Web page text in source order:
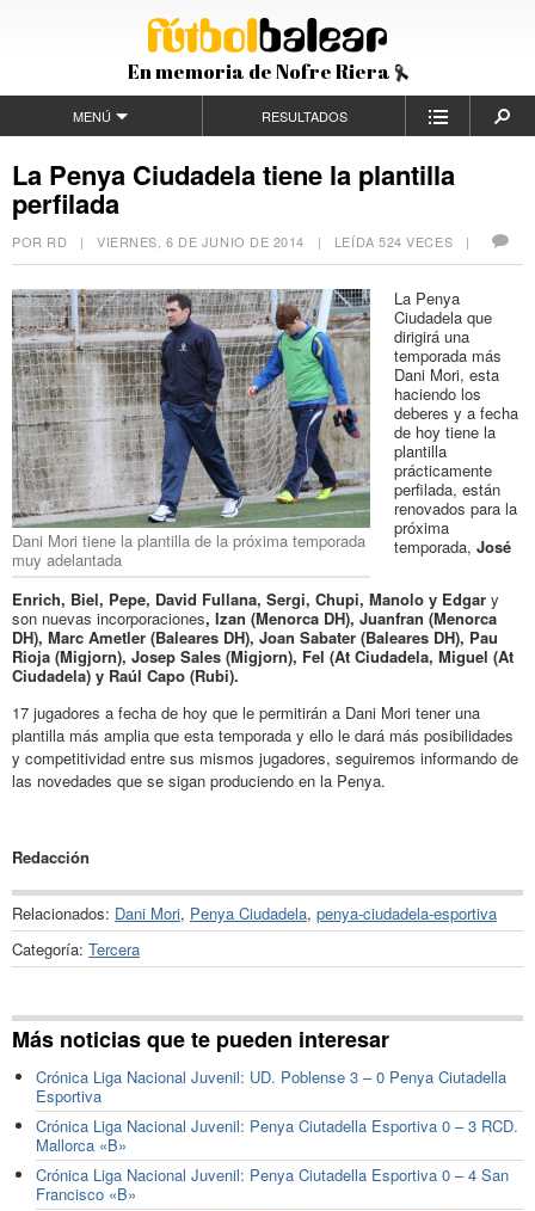
En memoria de Nofre Riera
MENÚ RESULTADOS
La Penya Ciudadela tiene la plantilla
perfilada
POR RD |VIERNES, 6 DE JUNIO DE 2014 | LEÍDA 524 VECES |
Dani Mori tiene la plantilla de la próxima temporada
muy adelantada
La Penya
Ciudadela que
dirigirá una
temporada más
Dani Mori, esta
haciendo los
deberes y a fecha
de hoy tiene la
plantilla
prácticamente
perfilada, están
renovados para la
próxima
temporada, José
Enrich, Biel, Pepe, David Fullana, Sergi, Chupi, Manolo y Edgar y
son nuevas incorporaciones, Izan (Menorca DH), Juanfran (Menorca
DH), Marc Ametler (Baleares DH), Joan Sabater (Baleares DH), Pau
Rioja (Migjorn), Josep Sales (Migjorn), Fel (At Ciudadela, Miguel (At
Ciudadela) y Raúl Capo (Rubi).
17 jugadores a fecha de hoy que le permitirán a Dani Mori tener una
plantilla más amplia que esta temporada y ello le dará más posibilidades
y competitividad entre sus mismos jugadores, seguiremos informando de
las novedades que se sigan produciendo en la Penya.
Redacción
Relacionados: Dani Mori, Penya Ciudadela, penya-ciudadela-esportiva
Categoría: Tercera
Más noticias que te pueden interesar
Crónica Liga Nacional Juvenil: UD. Poblense 3 – 0 Penya Ciutadella
Esportiva
Crónica Liga Nacional Juvenil: Penya Ciutadella Esportiva 0 – 3 RCD.
Mallorca «B»
Crónica Liga Nacional Juvenil: Penya Ciutadella Esportiva 0 – 4 San
Francisco «B»